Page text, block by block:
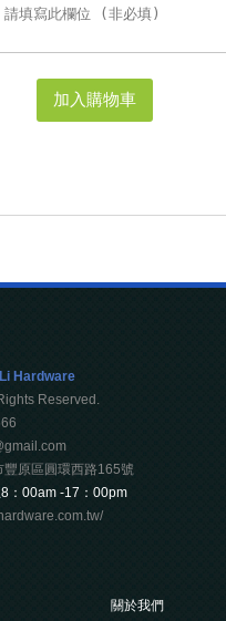
加入購物車
Hardware
Reserved.
原區圓環西路165號
：00am -17：00pm
關於我們